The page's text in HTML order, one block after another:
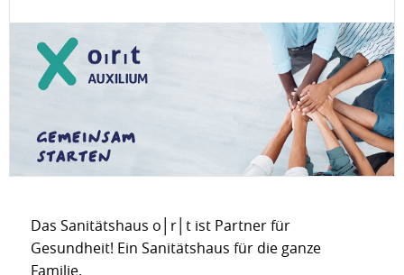
Das Sanitätshaus o│r│t ist Partner für
Gesundheit! Ein Sanitätshaus für die ganze
Familie.